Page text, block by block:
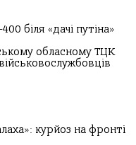
біля «дачі путіна»
обласному ТЦК
курйоз на фронті